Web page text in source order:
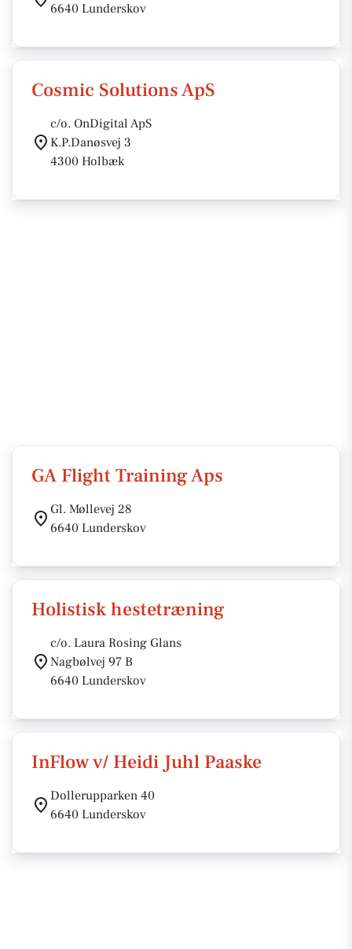
6640 Lunderskov
Cosmic Solutions ApS
c/o. OnDigital ApS
K.P.Danøsvej 3
4300 Holbæk
GA Flight Training Aps
Gl. Møllevej 28
6640 Lunderskov
Holistisk hestetræning
c/o. Laura Rosing Glans
Nagbølvej 97 B
6640 Lunderskov
InFlow v/ Heidi Juhl Paaske
Dollerupparken 40
6640 Lunderskov